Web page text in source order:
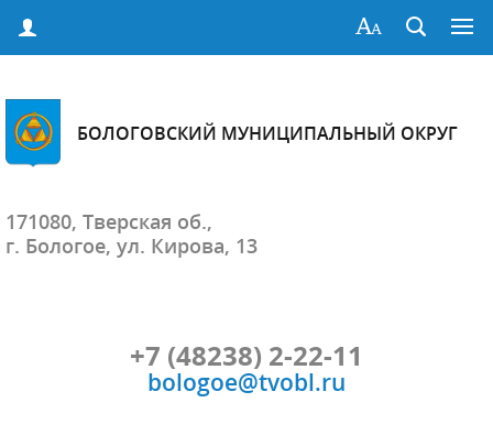
БОЛОГОВСКИЙ МУНИЦИПАЛЬНЫЙ ОКРУГ
171080, Тверская об.,
г. Бологое, ул. Кирова, 13
+7 (48238) 2-22-11
bologoe@tvobl.ru